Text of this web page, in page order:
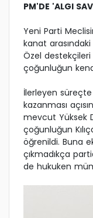
PM'DE 'ALGI
Yeni Parti
kanat arasındaki
Özel destekçileri
çoğunluğun
İlerleyen
kazanması
mevcut Yüksek
çoğunluğun
öğrenildi. Buna
çıkmadıkça
de hukuken